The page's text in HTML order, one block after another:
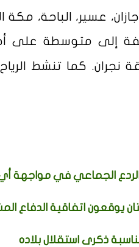
عسير، الباحة، مكة
إلى متوسطة على
كما تنشط الرياح
الردع الجماعي في مواجهة
يوقعون اتفاقية الدفاع
ذكرى استقلال بلاده